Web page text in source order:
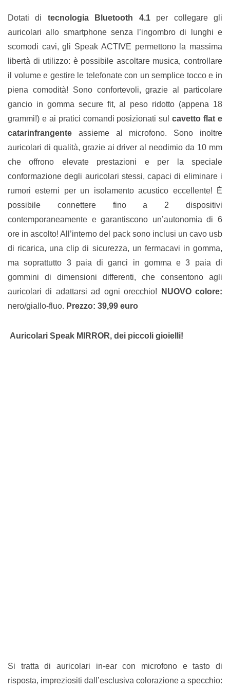
Dotati di tecnologia Bluetooth 4.1per collegare gli
auricolari allo smartphone senza l’ingombro di lunghi e
scomodi cavi, gli Speak ACTIVE permettono la massima
libertà di utilizzo: è possibile ascoltare musica, controllare
il volume e gestire le telefonate con un semplice tocco e in
piena comodità! Sono confortevoli, grazie al particolare
gancio in gomma secure fit, al peso ridotto (appena 18
grammi!) e ai pratici comandi posizionati sul cavetto flat e
catarinfrangente assieme al microfono. Sono inoltre
auricolari di qualità, grazie ai driver al neodimio da 10 mm
che offrono elevate prestazioni e per la speciale
conformazione degli auricolari stessi, capaci di eliminare i
rumori esterni per un isolamento acustico eccellente! È
possibile connettere fino a 2 dispositivi
contemporaneamente e garantiscono un’autonomia di 6
ore in ascolto! All’interno del pack sono inclusi un cavo usb
di ricarica, una clip di sicurezza, un fermacavi in gomma,
ma soprattutto 3 paia di ganci in gomma e 3 paia di
gommini di dimensioni differenti, che consentono agli
auricolari di adattarsi ad ogni orecchio!
NUOVO colore:
nero/giallo-fluo. Prezzo: 39,99 euro
Auricolari Speak MIRROR, dei piccoli gioielli!
Si tratta di auricolari in-ear con microfono e tasto di
risposta, impreziositi dall’esclusiva colorazione a specchio: